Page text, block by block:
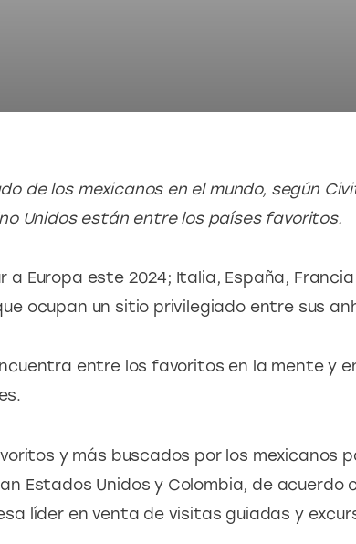
de los mexicanos en el mundo, según
Unidos están entre los países favoritos.
a Europa este 2024; Italia, España,
ocupan un sitio privilegiado entre sus
entre los favoritos en la mente y
y más buscados por los mexicanos
Estados Unidos y Colombia, de acuerdo
líder en venta de visitas guiadas y